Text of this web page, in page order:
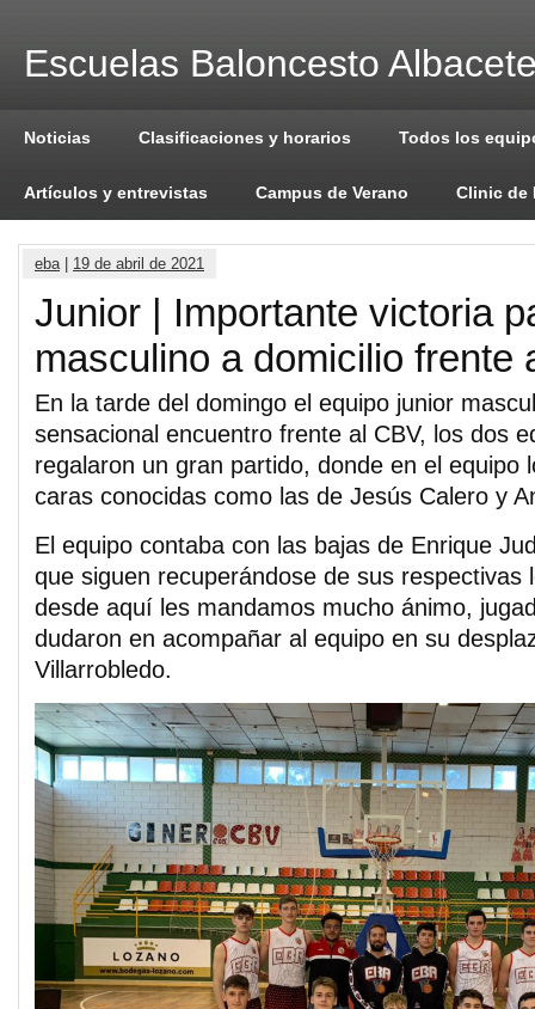
Escuelas Baloncesto
Noticias Clasificaciones y horarios Todos los
Artículos y entrevistas Campus de Verano Clinic de
eba| 19 de abril de 2021
Junior | Importante victoria
masculino a domicilio frente
En la tarde del domingo el equipo junior
sensacional encuentro frente al CBV, los dos
regalaron un gran partido, donde en el equipo
caras conocidas como las de Jesús Calero y
El equipo contaba con las bajas de Enrique
que siguen recuperándose de sus respectivas
desde aquí les mandamos mucho ánimo,
dudaron en acompañar al equipo en su
Villarrobledo.